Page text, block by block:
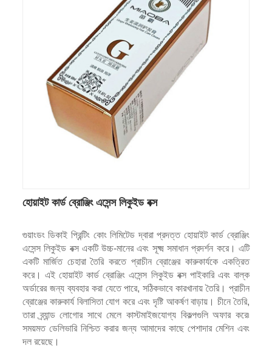
হোয়াইট কার্ড ব্রোঞ্জিং এসেন্স লিকুইড বক্স
গুয়াংডং ডিকাই প্রিন্টিং কোং লিমিটেড দ্বারা প্রদত্ত হোয়াইট কার্ড ব্রোঞ্জিং
এসেন্স লিকুইড বক্স একটি উচ্চ-মানের এবং সূক্ষ্ম সমাধান প্রদর্শন করে। এটি
একটি মার্জিত চেহারা তৈরি করতে প্রাচীন ব্রোঞ্জের কারুকার্যকে একত্রিত
করে। এই হোয়াইট কার্ড ব্রোঞ্জিং এসেন্স লিকুইড বক্স পাইকারি এবং বাল্ক
অর্ডারের জন্য ব্যবহার করা যেতে পারে, সঠিকভাবে কারখানায় তৈরি। প্রাচীন
ব্রোঞ্জের কারুকার্য বিলাসিতা যোগ করে এবং দৃষ্টি আকর্ষণ বাড়ায়। চীনে তৈরি,
তারা ব্র্যান্ড লোগোর সাথে মেলে কাস্টমাইজযোগ্য বিকল্পগুলি অফার করে৷
সময়মত ডেলিভারি নিশ্চিত করার জন্য আমাদের কাছে পেশাদার মেশিন এবং
দল রয়েছে।